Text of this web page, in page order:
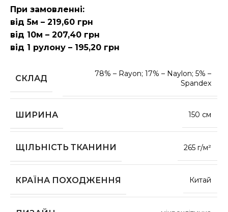
При замовленні:
від 5м – 219,60 грн
від 10м – 207,40 грн
від 1 рулону – 195,20 грн
СКЛАД
78% – Rayon; 17% – Naylon; 5% –
Spandex
ШИРИНА 150 см
ЩІЛЬНІСТЬ ТКАНИНИ 265 г/м²
КРАЇНА ПОХОДЖЕННЯ Китай